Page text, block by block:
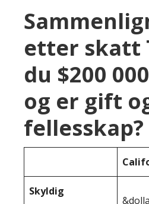
etter skatt
du $200
og er gift
fellesskap?
Skyldig